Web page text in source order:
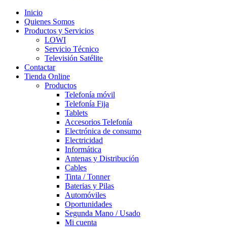
Inicio
Quienes Somos
Productos y Servicios
LOWI
Servicio Técnico
Televisión Satélite
Contactar
Tienda Online
Productos
Telefonía móvil
Telefonía Fija
Tablets
Accesorios Telefonía
Electrónica de consumo
Electricidad
Informática
Antenas y Distribución
Cables
Tinta / Tonner
Baterias y Pilas
Automóviles
Oportunidades
Segunda Mano / Usado
Mi cuenta